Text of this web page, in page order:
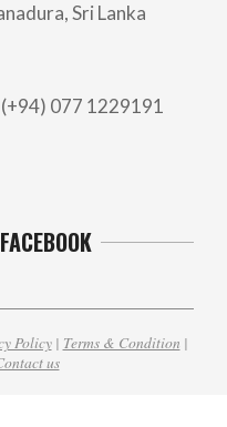
Sri Lanka
077 1229191
Policy| Terms & Condition |
us